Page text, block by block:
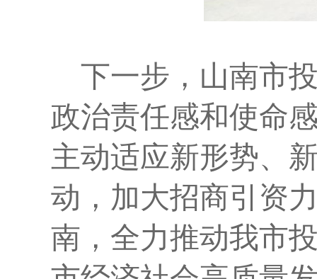
下一步，山南市
政治责任感和使命
主动适应新形势、
动，加大招商引资
南，全力推动我市